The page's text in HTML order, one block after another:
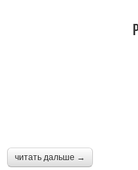
читать дальше →